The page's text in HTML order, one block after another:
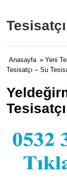
Tesisatçı
Anasayfa » Yeni
Tesisatçı – Su